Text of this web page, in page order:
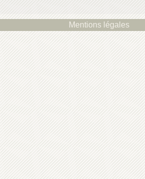
Mentions légales